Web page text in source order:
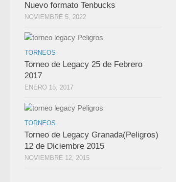
Nuevo formato Tenbucks
NOVIEMBRE 5, 2022
TORNEOS
Torneo de Legacy 25 de Febrero
2017
ENERO 15, 2017
TORNEOS
Torneo de Legacy Granada(Peligros)
12 de Diciembre 2015
NOVIEMBRE 12, 2015